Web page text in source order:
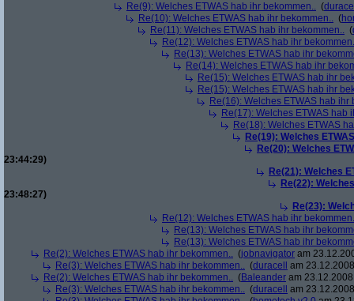
Re(9): Welches ETWAS hab ihr bekommen.. (
Re(10): Welches ETWAS hab ihr bekommen.. (
Re(11): Welches ETWAS hab ihr bekommen.. (
Re(12): Welches ETWAS hab ihr
Re(13): Welches ETWAS hab ihr
Re(14): Welches ETWAS hab ihr
Re(15): Welches ETWAS hab ihr
Re(15): Welches ETWAS hab ihr
Re(16): Welches ETWAS hab ihr
Re(17): Welches ETWAS hab
Re(18): Welches ETWAS
Re(19): Welches
Re(20): Welches
23:44:29)
Re(21): Welches
Re(22):
23:48:27)
Re(23):
Re(12): Welches ETWAS hab ihr
Re(13): Welches ETWAS hab ihr
Re(13): Welches ETWAS hab ihr
Re(2): Welches ETWAS hab ihr bekommen.. (jobnavigator am
Re(3): Welches ETWAS hab ihr bekommen.. (duracell
am
Re(2): Welches ETWAS hab ihr bekommen.. (Baleander am
Re(3): Welches ETWAS hab ihr bekommen.. (duracell
am